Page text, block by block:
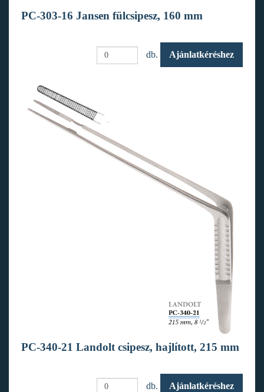
PC-303-16 Jansen fülcsipesz, 160 mm
db. Ajánlatkéréshez
PC-340-21 Landolt csipesz, hajlított, 215 mm
db. Ajánlatkéréshez